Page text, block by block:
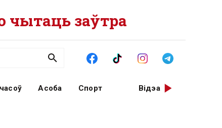
чытаць заўтра
Асоба Спорт Відэа